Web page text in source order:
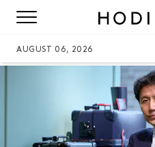
AUGUST 06, 2026